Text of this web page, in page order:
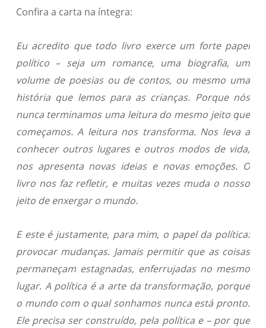
Confira a carta na íntegra:
Eu acredito que todo livro exerce um forte papel
político – seja um romance, uma biografia, um
volume de poesias ou de contos, ou mesmo uma
história que lemos para as crianças. Porque nós
nunca terminamos uma leitura do mesmo jeito que
começamos. A leitura nos transforma. Nos leva a
conhecer outros lugares e outros modos de vida,
nos apresenta novas ideias e novas emoções. O
livro nos faz refletir, e muitas vezes muda o nosso
jeito de enxergar o mundo.
E este é justamente, para mim, o papel da política:
provocar mudanças. Jamais permitir que as coisas
permaneçam estagnadas, enferrujadas no mesmo
lugar. A política é a arte da transformação, porque
o mundo com o qual sonhamos nunca está pronto.
Ele precisa ser construído, pela política e – por que